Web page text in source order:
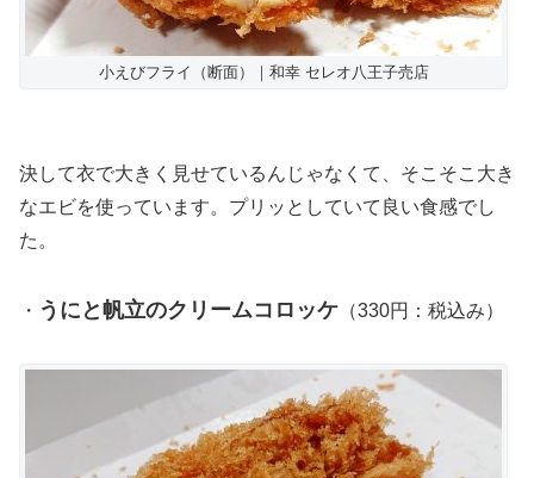
小えびフライ（断面）｜和幸 セレオ八王子売店
決して衣で大きく見せているんじゃなくて、そこそこ大き
なエビを使っています。プリッとしていて良い食感でし
た。
・ うにと帆立のクリームコロッケ （330円：税込み）